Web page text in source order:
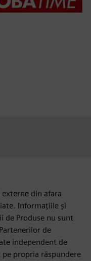
din afara
Informațiile și
de Produse nu sunt
de
independent de
pe propria răspundere